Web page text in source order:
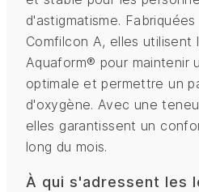
d'astigmatisme.
Comfilcon A, elles utilisent
Aquaform® pour maintenir
optimale et permettre un
d'oxygène. Avec une
elles garantissent un
long du mois.
À qui s'adressent les